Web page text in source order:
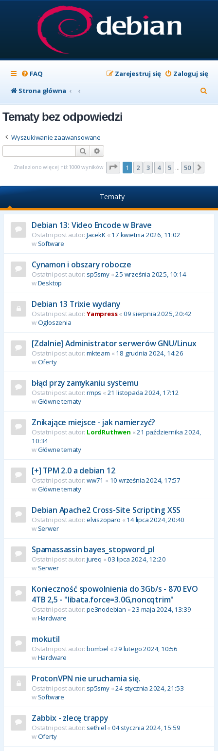
FAQ Zaloguj się
Zarejestruj się
Strona główna
z
Tematy bez odpowiedzi
Wyszukiwanie zaawansowane
Szukaj
Znaleziono więcej niż 1000 wyników Strona z50
1 2 3 4 5 … 50
Tematy
Debian 13: Video Encode w Brave
Ostatni post autor: JacekK« 17 kwietnia 2026, 11:02
w Software
Cynamon i obszary robocze
Ostatni post autor: sp5smy«25 września 2025, 10:14
wDesktop
Debian 13 Trixie wydany
Ostatni post autor: Yampress« 09 sierpnia 2025, 20:42
wOgłoszenia
[Zdalnie] Administrator serwerów GNU/Linux
Ostatni post autor: mkteam « 18 grudnia 2024, 14:26
wOferty
błąd przy zamykaniu systemu
Ostatni post autor: rmps « 21 listopada 2024, 17:12
wGłówne tematy
Znikające miejsce - jak namierzyć?
Ostatni post autor: LordRuthwen «21 października 2024,
10:34
wGłówne tematy
[+] TPM 2.0 a debian 12
Ostatni post autor: ww71 « 10 września 2024, 17:57
wGłówne tematy
Debian Apache2 Cross-Site Scripting XSS
Ostatni post autor: elviszoparo « 14 lipca 2024, 20:40
w Serwer
Spamassassin bayes_stopword_pl
Ostatni post autor: jureq «03 lipca 2024, 12:20
w Serwer
Konieczność spowolnienia do 3Gb/s - 870 EVO
4TB 2,5 - "libata.force=3.0G,noncqtrim"
Ostatni post autor: pe3nodebian «23 maja 2024, 13:39
wHardware
mokutil
Ostatni post autor: bombel «29 lutego 2024, 10:56
wHardware
ProtonVPN nie uruchamia się.
Ostatni post autor: sp5smy«24 stycznia 2024, 21:53
w Software
Zabbix - zlecę trappy
Ostatni post autor: sethiel «04 stycznia 2024, 15:59
wOferty